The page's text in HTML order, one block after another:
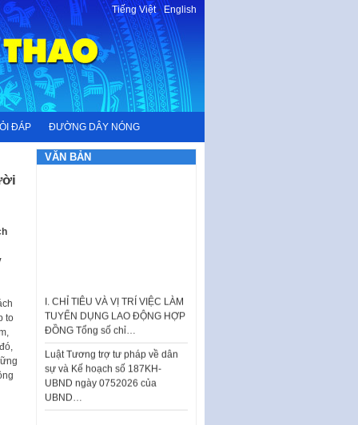
Tiếng Việt-English
ĐÁP ĐƯỜNG DÂY NÓNG
to
VĂN BẢN
TUYỂN DỤNG LAO ĐỘNG HỢP
ĐỒNG Tổng số chỉ…
Luật Tương trợ tư pháp về dân
sự và Kế hoạch số 187KH-
UBND ngày 0752026 của
UBND…
Ban hành Danh mục vị trí khai